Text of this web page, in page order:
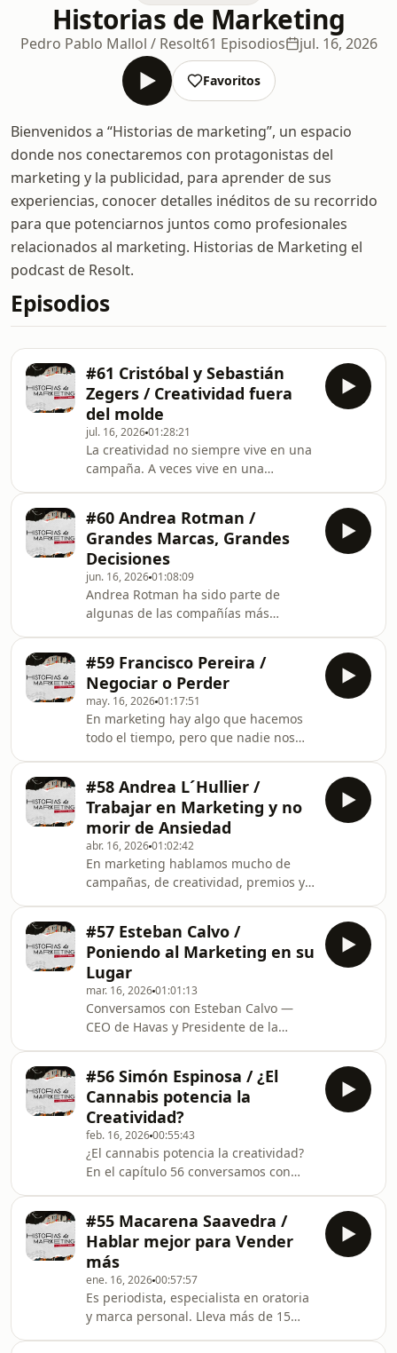
Historias de Marketing
Pedro Pablo Mallol / Resolt61 Episodios jul. 16, 2026
Favoritos
Bienvenidos a “Historias de marketing”, un espacio
donde nos conectaremos con protagonistas del
marketing y la publicidad, para aprender de sus
experiencias, conocer detalles inéditos de su recorrido
para que potenciarnos juntos como profesionales
relacionados al marketing. Historias de Marketing el
podcast de Resolt.
Episodios
#61 Cristóbal y Sebastián
Zegers / Creatividad fuera
del molde
jul. 16, 202601:28:21
La creatividad no siempre vive en una
campaña. A veces vive en una
apuesta fuera de Chile o en una
conversación que logra meterse en la
cultura.Hoy vamos a hablar con dos
emprendedores creativos que
eligieron un camino distinto al del
publicista tradicional: mezclando
publicidad, negocios, tecnología,
proactividad y una forma muy
#60 Andrea Rotman /
Grandes Marcas, Grandes
Decisiones
jun. 16, 202601:08:09
Andrea Rotman ha sido parte de
algunas de las compañías más
en empresas como LATAM, Entel,
Telefónica, Banmédica y CCU, ha
vivido desde dentro decisiones que
han marcado industrias completas.En
esta conversación hablamos de
liderazgo, marketing, directorios,
carrera profesional y de las
decisiones que realmente cambian el
rumb
#59 Francisco Pereira /
Negociar o Perder
may. 16, 202601:17:51
En marketing hay algo que hacemos
todo el tiempo, pero que nadie nos
honorarios y expectativas.Negociamos
con clientes, con equipos, con
proveedores y muchas veces también
con nosotros mismos.El problema es
que no siempre sabemos hacerlo
bien.Y ahí empezamos a perder
(plata, valor, tiempo, prestigio).¿Cómo
se negocia sin regalar valor?¿Cómo
#58 Andrea L´Hullier /
Trabajar en Marketing y no
morir de Ansiedad
abr. 16, 202601:02:42
En marketing hablamos mucho de
campañas, de creatividad, premios y
ansiedad.La presión por rendir, por
responder rápido, por estar siempre
disponible, por liderar equipos. Todo
eso puede ser apasionante… pero
también puede pasar la cuenta.Yo lo
viví … emprendiendo tuve crisis de
angustia, y ahí entendí que crecer
profesionalmen
#57 Esteban Calvo /
Poniendo al Marketing en su
Lugar
mar. 16, 202601:01:13
Conversamos con Esteban Calvo —
CEO de Havas y Presidente de la
convicción: poner al marketing en el
lugar que le corresponde. Donde se
habla de crecimiento, de negocio y de
futuro, con la creatividad como una
herramienta estratégica, no
decorativa.Hablamos de creatividad
como eje de desarrollo, de qué le
diría a un cliente que no cree en
#56 Simón Espinosa / ¿El
Cannabis potencia la
Creatividad?
feb. 16, 202600:55:43
¿El cannabis potencia la creatividad?
En el capítulo 56 conversamos con
marketing, cultura y construcción de
comunidad. Hablamos de si el
cannabis tiene “mal marketing”, de
cómo educar de manera simple y
entretenida temas serios, de
marketing outsider y de la historia de
En Volá: de una conversación absurda
#55 Macarena Saavedra /
Hablar mejor para Vender
más
ene. 16, 202600:57:57
Es periodista, especialista en oratoria
y marca personal. Lleva más de 15